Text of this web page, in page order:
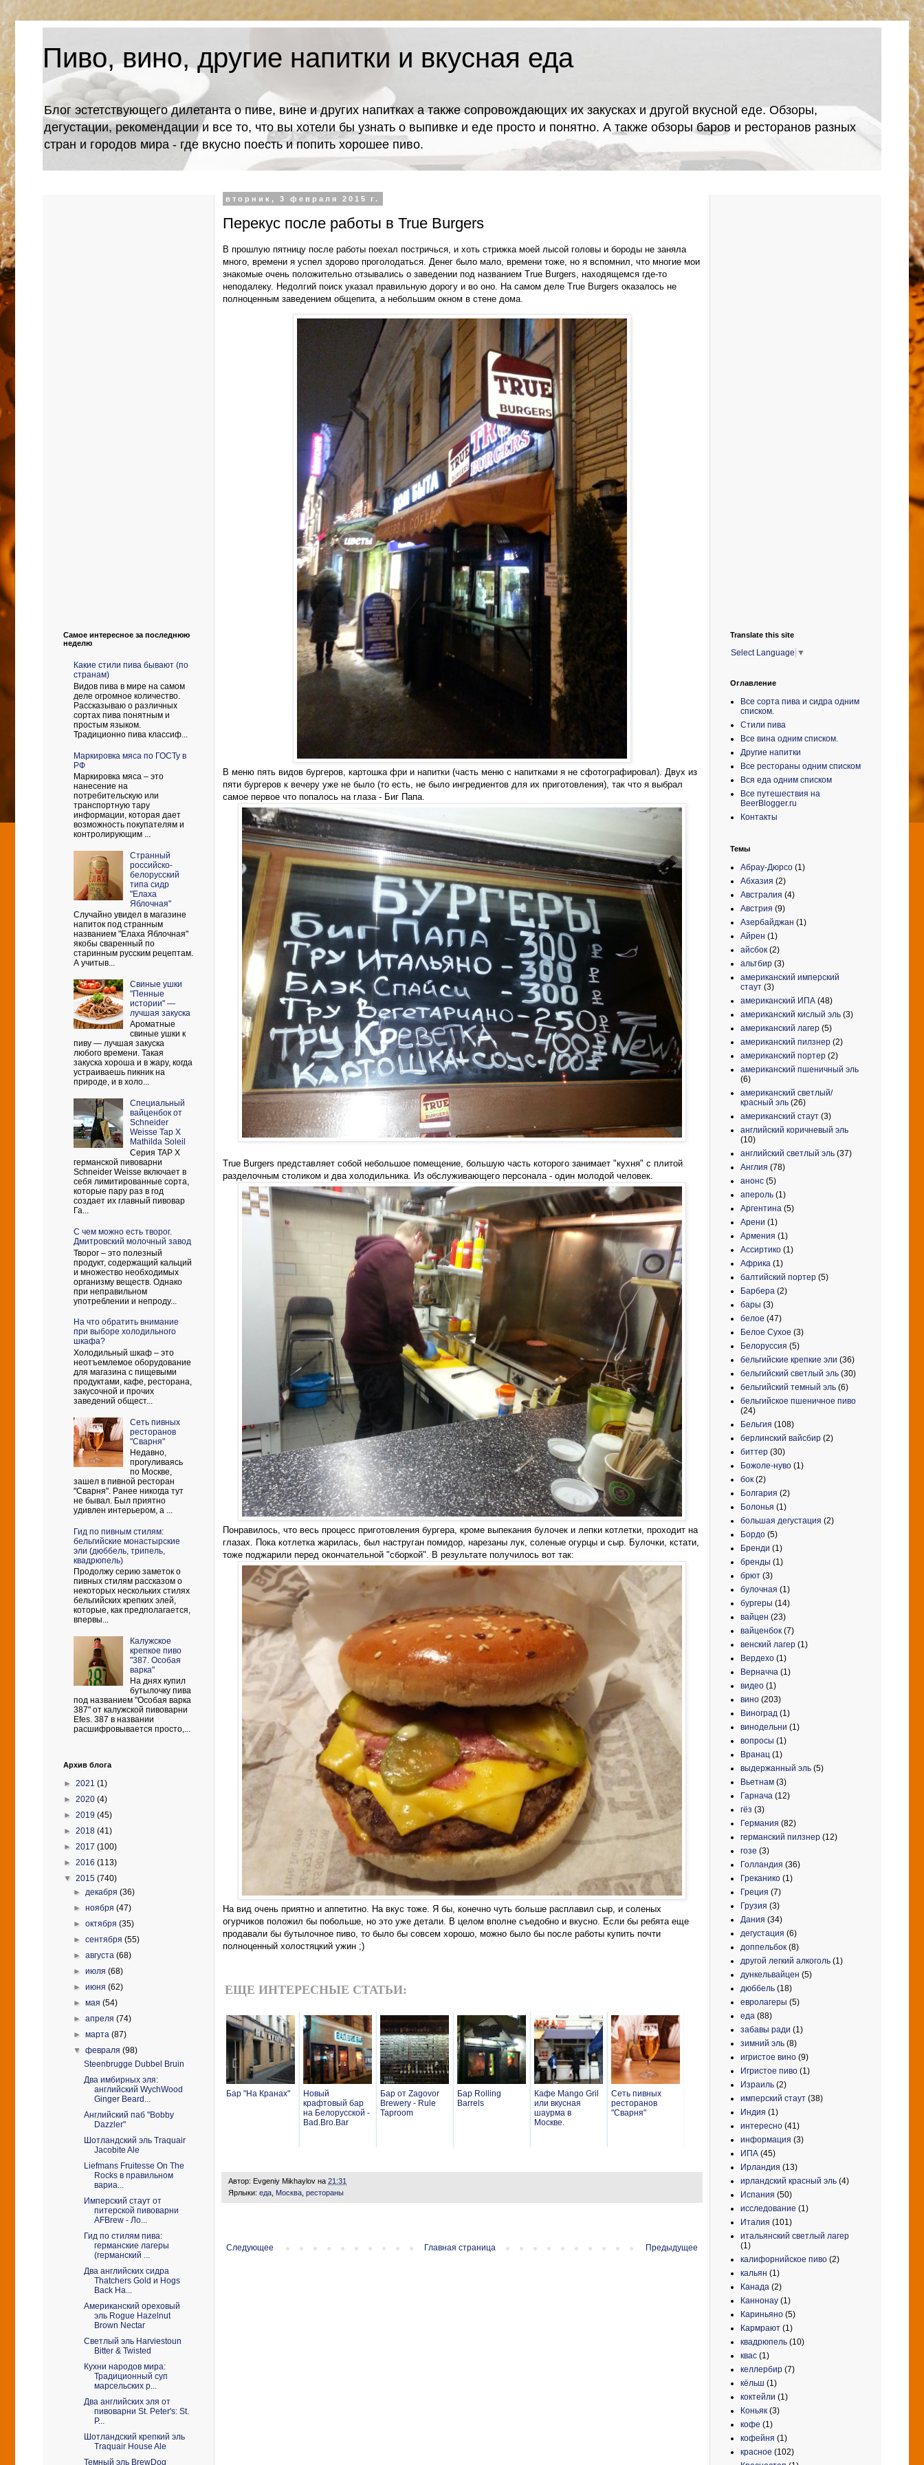
Пиво, вино, другие напитки и вкусная еда
Блог эстетствующего дилетанта о пиве, вине и других напитках а также сопровождающих их закусках и другой вкусной еде. Обзоры,
дегустации, рекомендации и все то, что вы хотели бы узнать о выпивке и еде просто и понятно. А также обзоры баров и ресторанов разных
стран и городов мира - где вкусно поесть и попить хорошее пиво.
вторник, 3 февраля 2015 г.
Перекус после работы в True Burgers
В прошлую пятницу после работы поехал постричься, и хоть стрижка моей лысой головы и бороды не заняла
много, времени я успел здорово проголодаться. Денег было мало, времени тоже, но я вспомнил, что многие мои
знакомые очень положительно отзывались о заведении под названием True Burgers, находящемся где-то
неподалеку. Недолгий поиск указал правильную дорогу и во оно. На самом деле True Burgers оказалось не
полноценным заведением общепита, а небольшим окном в стене дома.
В меню пять видов бургеров, картошка фри и напитки (часть меню с напитками я не сфотографировал). Двух из
пяти бургеров к вечеру уже не было (то есть, не было ингредиентов для их приготовления), так что я выбрал
самое первое что попалось на глаза - Биг Папа.
True Burgers представляет собой небольшое помещение, большую часть которого занимает "кухня" с плитой
разделочным столиком и два холодильника. Из обслуживающего персонала - один молодой человек.
Понравилось, что весь процесс приготовления бургера, кроме выпекания булочек и лепки котлетки, проходит на
глазах. Пока котлетка жарилась, был наструган помидор, нарезаны лук, соленые огурцы и сыр. Булочки, кстати,
тоже поджарили перед окончательной "сборкой". В результате получилось вот так:
На вид очень приятно и аппетитно. На вкус тоже. Я бы, конечно чуть больше расплавил сыр, и соленых
огурчиков положил бы побольше, но это уже детали. В целом вполне съедобно и вкусно. Если бы ребята еще
продавали бы бутылочное пиво, то было бы совсем хорошо, можно было бы после работы купить почти
полноценный холостяцкий ужин ;)
ЕЩЕ ИНТЕРЕСНЫЕ СТАТЬИ:
Бар "На Кранах"
Новый
крафтовый бар
на Белорусской -
Bad.Bro.Bar
Бар от Zagovor
Brewery - Rule
Taproom
Бар Rolling
Barrels
Кафе Mango Gril
или вкусная
шаурма в
Москве.
Сеть пивных
ресторанов
"Сварня"
Автор: Evgeniy Mikhaylov на 21:31
Ярлыки: еда Москва рестораны
Следующее Предыдущее
Главная страница
Самое интересное за последнюю
неделю
Какие стили пива бывают (по
странам)
Видов пива в мире на самом
деле огромное количество.
Рассказываю о различных
сортах пива понятным и
простым языком.
Традиционно пива классиф...
Маркировка мяса по ГОСТу в
РФ
Маркировка мяса – это
нанесение на
потребительскую или
транспортную тару
информации, которая дает
возможность покупателям и
контролирующим ...
Странный
российско-
белорусский
типа сидр
"Елаха
Яблочная"
Случайно увидел в магазине
напиток под странным
названием "Елаха Яблочная"
якобы сваренный по
старинным русским рецептам.
А учитыв...
Свиные ушки
"Пенные
истории" —
лучшая закуска
Ароматные
свиные ушки к
пиву — лучшая закуска
любого времени. Такая
закуска хороша и в жару, когда
устраиваешь пикник на
природе, и в холо...
Cпециальный
вайценбок от
Schneider
Weisse Tap X
Mathilda Soleil
Серия TAP X
германской пивоварни
Schneider Weisse включает в
себя лимитированные сорта,
которые пару раз в год
создает их главный пивовар
Га...
С чем можно есть творог.
Дмитровский молочный завод
Творог – это полезный
продукт, содержащий кальций
и множество необходимых
организму веществ. Однако
при неправильном
употреблении и непроду...
На что обратить внимание
при выборе холодильного
шкафа?
Холодильный шкаф – это
неотъемлемое оборудование
для магазина с пищевыми
продуктами, кафе, ресторана,
закусочной и прочих
заведений общест...
Сеть пивных
ресторанов
"Сварня"
Недавно,
прогуливаясь
по Москве,
зашел в пивной ресторан
"Сварня". Ранее никогда тут
не бывал. Был приятно
удивлен интерьером, а ...
Гид по пивным стилям:
бельгийские монастырские
эли (дюббель, трипель,
квадрюпель)
Продолжу серию заметок о
пивных стилям рассказом о
некоторых нескольких стилях
бельгийских крепких элей,
которые, как предполагается,
впервы...
Калужское
крепкое пиво
"387. Особая
варка"
На днях купил
бутылочку пива
под названием "Особая варка
387" от калужской пивоварни
Efes. 387 в названии
расшифровывается просто,...
Архив блога
► 2021 (1)
► 2020 (4)
► 2019 (45)
► 2018 (41)
► 2017 (100)
► 2016 (113)
▼ 2015 (740)
► декабря(36)
►ноября(47)
►октября(35)
►сентября(55)
►августа(68)
►июля(68)
►июня(62)
►мая(54)
►апреля(74)
►марта(87)
▼февраля(98)
Steenbrugge Dubbel Bruin
Два имбирных эля:
английский WychWood
Ginger Beard...
Английский паб "Bobby
Dazzler"
Шотландский эль Traquair
Jacobite Ale
Liefmans Fruitesse On The
Rocks в правильном
вариа...
Имперский стаут от
питерской пивоварни
AFBrew - Ло...
Гид по стилям пива:
германские лагеры
(германский ...
Два английских сидра
Thatchers Gold и Hogs
Back Ha...
Американский ореховый
эль Rogue Hazelnut
Brown Nectar
Светлый эль Harviestoun
Bitter & Twisted
Кухни народов мира:
Традиционный суп
марсельских р...
Два английских эля от
пивоварни St. Peter's: St.
P...
Шотландский крепкий эль
Traquair House Ale
Темный эль BrewDog
Translate this site
Select Language ▼
Оглавление
Все сорта пива и сидра одним
списком.
Стили пива
Все вина одним списком.
Другие напитки
Все рестораны одним списком
Вся еда одним списком
Все путешествия на
BeerBlogger.ru
Контакты
Темы
Абрау-Дюрсо (1)
Абхазия (2)
Австралия (4)
Австрия (9)
Азербайджан (1)
Айрен (1)
айсбок (2)
альтбир (3)
американский имперский
стаут (3)
американский ИПА (48)
американский кислый эль (3)
американский лагер (5)
американский пилзнер (2)
американский портер (2)
американский пшеничный эль
(6)
американский светлый/
красный эль (26)
американский стаут (3)
английский коричневый эль
(10)
английский светлый эль (37)
Англия (78)
анонс (5)
апероль (1)
Аргентина (5)
Арени (1)
Армения (1)
Ассиртико (1)
Африка (1)
балтийский портер (5)
Барбера (2)
бары (3)
белое (47)
Белое Сухое (3)
Белоруссия (5)
бельгийские крепкие эли (36)
бельгийский светлый эль (30)
бельгийский темный эль (6)
бельгийское пшеничное пиво
(24)
Бельгия (108)
берлинский вайсбир (2)
биттер (30)
Божоле-нуво (1)
бок (2)
Болгария (2)
Болонья (1)
большая дегустация (2)
Бордо (5)
Бренди (1)
бренды (1)
брют (3)
булочная (1)
бургеры (14)
вайцен (23)
вайценбок (7)
венский лагер (1)
Вердехо (1)
Верначча (1)
видео (1)
вино (203)
Виноград (1)
винодельни (1)
вопросы (1)
Вранац (1)
выдержанный эль (5)
Вьетнам (3)
Гарнача (12)
гёз (3)
Германия (82)
германский пилзнер (12)
гозе (3)
Голландия (36)
Греканико (1)
Греция (7)
Грузия (3)
Дания (34)
дегустация (6)
доппельбок (8)
другой легкий алкоголь (1)
дункельвайцен (5)
дюббель (18)
евролагеры (5)
еда (88)
забавы ради (1)
зимний эль (8)
игристое вино (9)
Игристое пиво (1)
Израиль (2)
имперский стаут (38)
Индия (1)
интересно (41)
информация (3)
ИПА (45)
Ирландия (13)
ирландский красный эль (4)
Испания (50)
исследование (1)
Италия (101)
итальянский светлый лагер
(1)
калифорнийское пиво (2)
кальян (1)
Канада (2)
Каннонау (1)
Кариньяно (5)
Кармрают (1)
квадрюпель (10)
квас (1)
келлербир (7)
кёльш (1)
коктейли (1)
Коньяк (3)
кофе (1)
кофейня (1)
красное (102)